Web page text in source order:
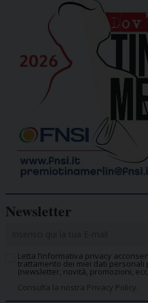
Newsletter
Letta l’informativa privacy
trattamento dei miei dati personali
(newsletter, novità, promozioni,
Consulta la nostra Privacy Policy.